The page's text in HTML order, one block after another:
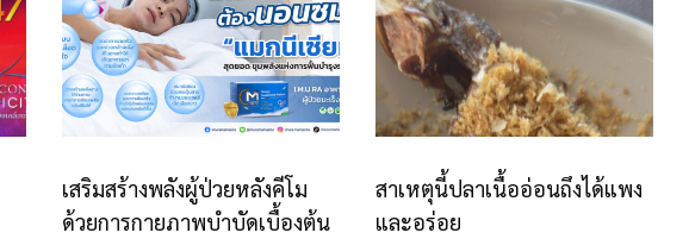
เสริมสร้างพลังผู้ป่วยหลังคีโม
ด้วยการกายภาพบำบัดเบื้องต้น
สาเหตุนี้ปลาเนื้ออ่อนถึงได้แพง
และอร่อย